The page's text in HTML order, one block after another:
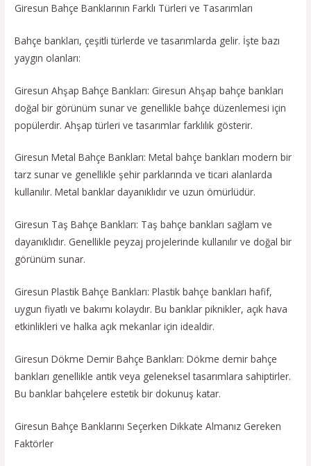
Giresun Bahçe Banklarının Farklı Türleri ve Tasarımları
Bahçe bankları, çeşitli türlerde ve tasarımlarda gelir. İşte bazı
yaygın olanları:
Giresun Ahşap Bahçe Bankları: Giresun Ahşap bahçe bankları
doğal bir görünüm sunar ve genellikle bahçe düzenlemesi için
popülerdir. Ahşap türleri ve tasarımlar farklılık gösterir.
Giresun Metal Bahçe Bankları: Metal bahçe bankları modern bir
tarz sunar ve genellikle şehir parklarında ve ticari alanlarda
kullanılır. Metal banklar dayanıklıdır ve uzun ömürlüdür.
Giresun Taş Bahçe Bankları: Taş bahçe bankları sağlam ve
dayanıklıdır. Genellikle peyzaj projelerinde kullanılır ve doğal bir
görünüm sunar.
Giresun Plastik Bahçe Bankları: Plastik bahçe bankları hafif,
uygun fiyatlı ve bakımı kolaydır. Bu banklar piknikler, açık hava
etkinlikleri ve halka açık mekanlar için idealdir.
Giresun Dökme Demir Bahçe Bankları: Dökme demir bahçe
bankları genellikle antik veya geleneksel tasarımlara sahiptirler.
Bu banklar bahçelere estetik bir dokunuş katar.
Giresun Bahçe Banklarını Seçerken Dikkate Almanız Gereken
Faktörler